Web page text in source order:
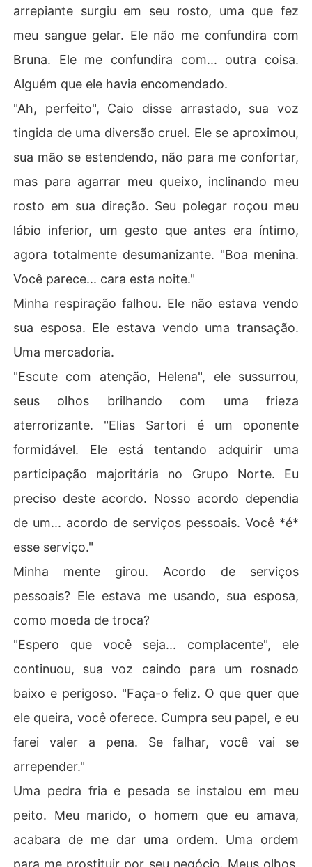
arrepiante surgiu em seu rosto, uma que fez
meu sangue gelar. Ele não me confundira com
Bruna. Ele me confundira com... outra coisa.
Alguém que ele havia encomendado.
"Ah, perfeito", Caio disse arrastado, sua voz
tingida de uma diversão cruel. Ele se aproximou,
sua mão se estendendo, não para me confortar,
mas para agarrar meu queixo, inclinando meu
rosto em sua direção. Seu polegar roçou meu
lábio inferior, um gesto que antes era íntimo,
agora totalmente desumanizante. "Boa menina.
Você parece... cara esta noite."
Minha respiração falhou. Ele não estava vendo
sua esposa. Ele estava vendo uma transação.
Uma mercadoria.
"Escute com atenção, Helena", ele sussurrou,
seus olhos brilhando com uma frieza
aterrorizante. "Elias Sartori é um oponente
formidável. Ele está tentando adquirir uma
participação majoritária no Grupo Norte. Eu
preciso deste acordo. Nosso acordo dependia
de um... acordo de serviços pessoais. Você *é*
esse serviço."
Minha mente girou. Acordo de serviços
pessoais? Ele estava me usando, sua esposa,
como moeda de troca?
"Espero que você seja... complacente", ele
continuou, sua voz caindo para um rosnado
baixo e perigoso. "Faça-o feliz. O que quer que
ele queira, você oferece. Cumpra seu papel, e eu
farei valer a pena. Se falhar, você vai se
arrepender."
Uma pedra fria e pesada se instalou em meu
peito. Meu marido, o homem que eu amava,
acabara de me dar uma ordem. Uma ordem
para me prostituir por seu negócio. Meus olhos,